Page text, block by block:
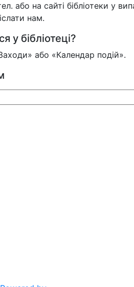
на сайті бібліотеки у
нам.
у бібліотеці?
або «Календар подій».